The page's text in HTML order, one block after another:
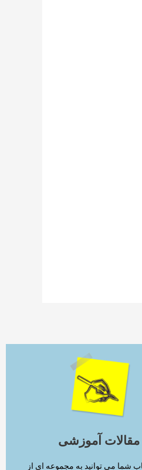
مقالات آموزشی
شما می توانید به مجموعه ای از